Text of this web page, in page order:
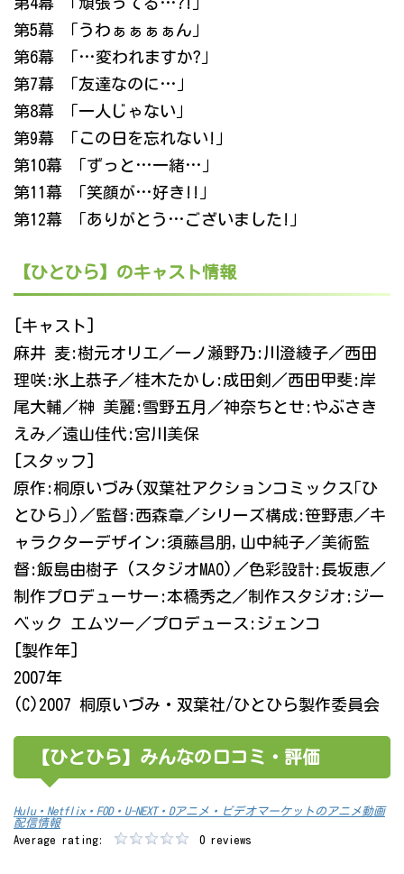
第5幕 「うわぁぁぁぁん」
第6幕 「…変われますか?」
第7幕 「友達なのに…」
第8幕 「一人じゃない」
第9幕 「この日を忘れない!」
第10幕 「ずっと…一緒…」
第11幕 「笑顔が…好き!!」
第12幕 「ありがとう…ございました!」
【ひとひら】のキャスト情報
[キャスト]
麻井 麦:樹元オリエ／一ノ瀬野乃:川澄綾子／西田
理咲:氷上恭子／桂木たかし:成田剣／西田甲斐:岸
尾大輔／榊 美麗:雪野五月／神奈ちとせ:やぶさき
えみ／遠山佳代:宮川美保
[スタッフ]
原作:桐原いづみ(双葉社アクションコミックス｢ひ
とひら｣)／監督:西森章／シリーズ構成:笹野恵／キ
ャラクターデザイン:須藤昌朋,山中純子／美術監
督:飯島由樹子 (スタジオMAO)／色彩設計:長坂恵／
制作プロデューサー:本橋秀之／制作スタジオ:ジー
ベック エムツー／プロデュース:ジェンコ
[製作年]
2007年
(C)2007 桐原いづみ・双葉社/ひとひら製作委員会
【ひとひら】みんなの口コミ・評価
Hulu・Netflix・FOD・U-NEXT・Dアニメ・ビデオマーケットのアニメ動画
配信情報
Average rating:
0 reviews